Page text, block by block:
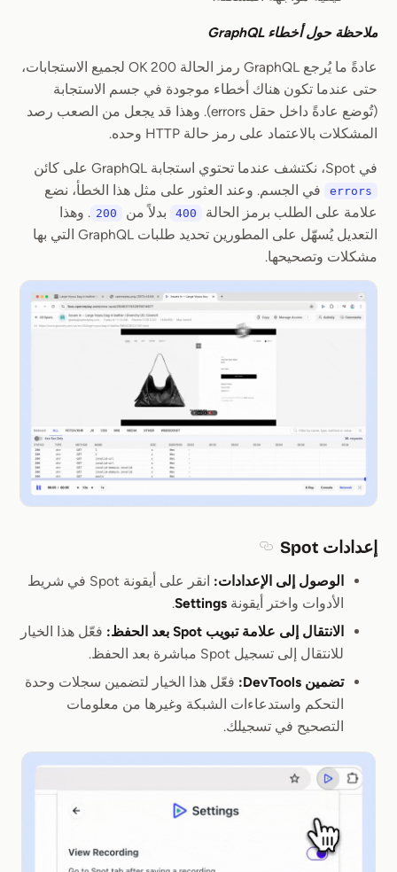
ملاحظة حول أخطاء GraphQL
عادةً ما يُرجع GraphQL رمز الحالة 200 OK لجميع الاستجابات،
حتى عندما تكون هناك أخطاء موجودة في جسم الاستجابة
(تُوضع عادةً داخل حقل errors). وهذا قد يجعل من الصعب رصد
المشكلات بالاعتماد على رمز حالة HTTP وحده.
في Spot، نكتشف عندما تحتوي استجابة GraphQL على كائن
errors
في الجسم. وعند العثور على مثل هذا الخطأ، نضع
علامة على الطلب برمز الحالة
400 بدلاً من 200 . وهذا
التعديل يُسهّل على المطورين تحديد طلبات GraphQL التي بها
مشكلات وتصحيحها.
إعدادات Spot
الوصول إلى الإعدادات:
انقر على أيقونة Spot في شريط
الأدوات واختر أيقونة Settings
.
الانتقال إلى علامة تبويب Spot بعد الحفظ:
فعّل هذا الخيار
للانتقال إلى تسجيل Spot مباشرة بعد الحفظ.
تضمين DevTools:
فعّل هذا الخيار لتضمين سجلات وحدة
التحكم واستدعاءات الشبكة وغيرها من معلومات
التصحيح في تسجيلك.